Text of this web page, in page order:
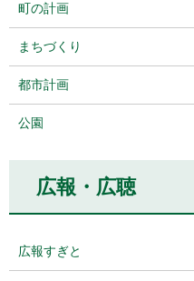
町の計画
まちづくり
都市計画
公園
広報・広聴
広報すぎと